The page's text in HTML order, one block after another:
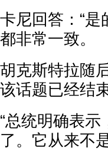
卡尼回答：“
都非常一致。
胡克斯特拉随
该话题已经结
“总统明确表示
了。它从来不